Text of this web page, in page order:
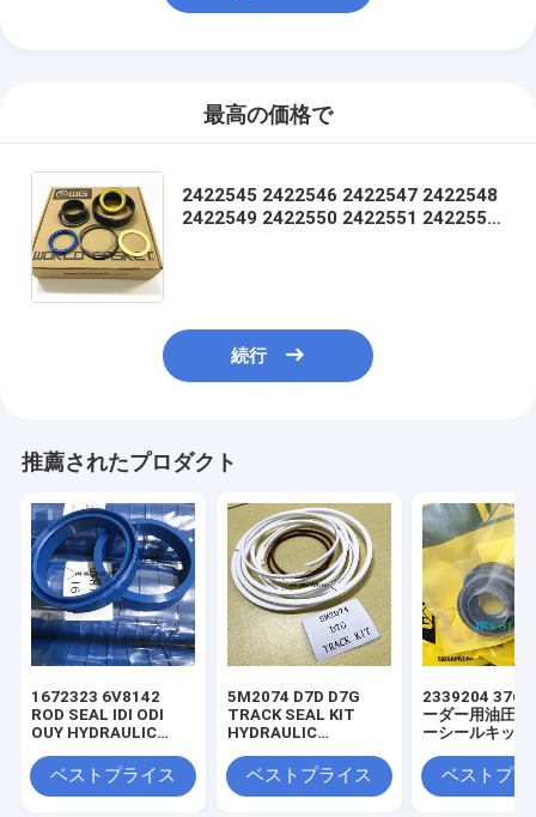
最高の価格で
2422545 2422546 2422547 2422548
2422549 2422550 2422551 2422552
続行
推薦されたプロダクト
1672323 6V8142
ROD SEAL IDI ODI
OUY HYDRAULIC
ベストプライス
5M2074 D7D D7G
TRACK SEAL KIT
HYDRAULIC
SEAL KIT NBR
ベストプライス
2339204
ーダー用油圧シ
ーシールキット
ベストプラ